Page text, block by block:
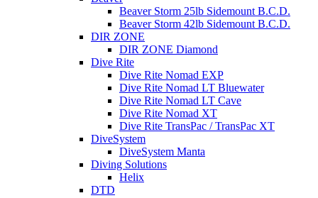
Beaver Storm 25lb Sidemount B.C.D.
Beaver Storm 42lb Sidemount B.C.D.
DIR ZONE
DIR ZONE Diamond
Dive Rite
Dive Rite Nomad EXP
Dive Rite Nomad LT Bluewater
Dive Rite Nomad LT Cave
Dive Rite Nomad XT
Dive Rite TransPac / TransPac XT
DiveSystem
DiveSystem Manta
Diving Solutions
Helix
DTD